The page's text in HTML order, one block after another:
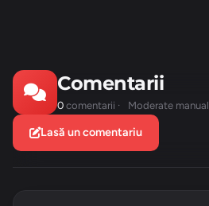
Comentarii
0 comentarii · Moderate manual
Lasă un comentariu